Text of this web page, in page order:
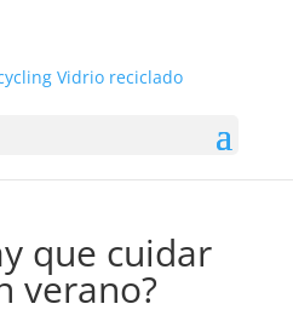
que cuidar
verano?